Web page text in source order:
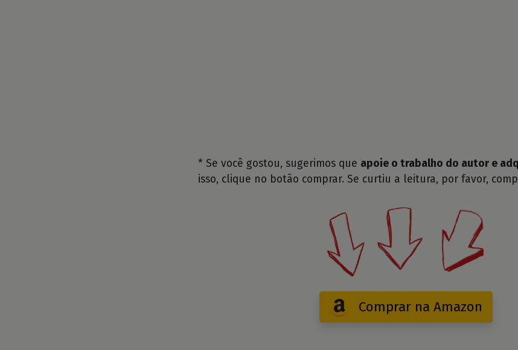
* Se você gostou, sugerimos que apoie o trabalho do autor e
isso, clique no botão comprar. Se curtiu a leitura, por favor,
Comprar na Amazon